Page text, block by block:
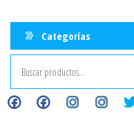
Categorías